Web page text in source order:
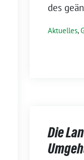
des
Aktuelles,
Die